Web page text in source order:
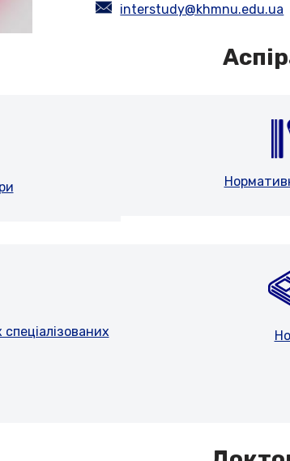
interstudy@khmnu.edu.ua